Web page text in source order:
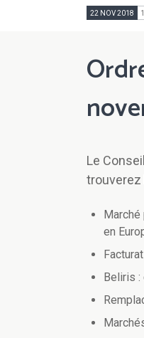
22 NOV 2018
Le
trouverez
en
Beliris